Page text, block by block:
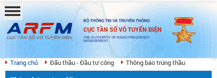
BỘ THÔNG TIN VÀ TRUYỀN THÔNG
CỤC TẦN SỐ VÔ TUYẾN ĐIỆN
THE AUTHORITY OF RADIO FREQUENCY
MANAGEMENT
Trang chủ Đấu thầu - Đầu tư công Thông báo trúng thầu